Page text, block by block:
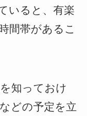
いると、有楽
間帯があるこ
知っておけ
どの予定を立